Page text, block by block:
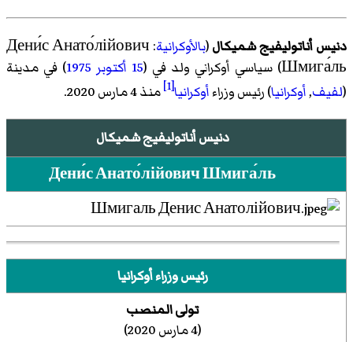
دنيس أناتوليفيج شميكال(بالأوكرانية : Дени́с Анато́лійович
Шмига́ль) سياسي أوكراني ولد في (
15 أكتوبر 1975) في مدينة
(لفيف,أوكرانيا) رئيس وزراءأوكرانيا[1] منذ 4 مارس 2020.
دنيس أناتوليفيج شميكال
Дени́с Анато́лійович Шмига́ль
رئيس وزراء أوكرانيا
تولى المنصب
(4 مارس 2020)